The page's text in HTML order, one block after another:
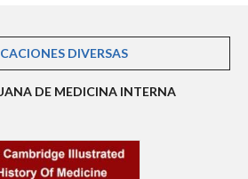
DIVERSAS
DE MEDICINA INTERNA